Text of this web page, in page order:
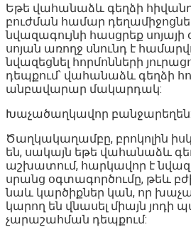
Եթե վահանաձև գեղձի
բուժման համար
նվազագույնի հասցրեք
սոյան առողջ սնունդ է
նվազեցնել հորմոնների
դեպքում՝ վահանաձև գեղձի
անբավարար մակարդակ:
Խաչածաղկավոր բանջարեղեն:
Ծաղկակաղամբը, բրոկոլին
են, սակայն եթե վահանաձև
աշխատում, հարկավոր է
սրանց օգտագործումը, թեև
նաև կարծիքներ կան, որ
կարող են վնասել միայն յոդի
չարաշահման դեպքում: